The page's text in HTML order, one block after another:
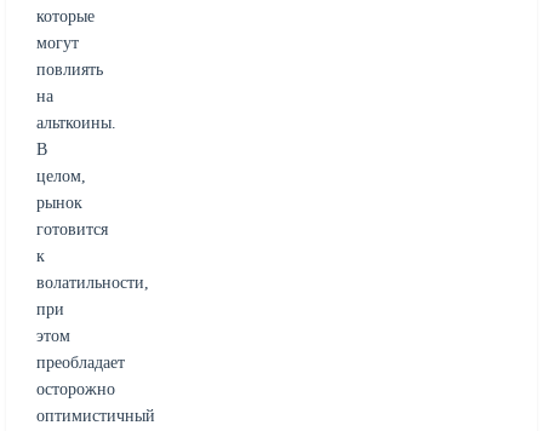
которые
могут
повлиять
на
альткоины.
В
целом,
рынок
готовится
к
волатильности,
при
этом
преобладает
осторожно
оптимистичный